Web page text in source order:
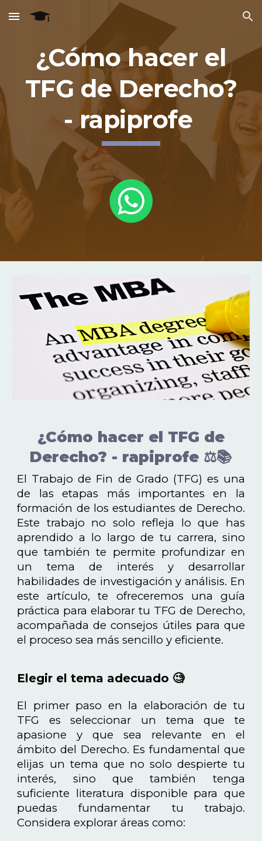
Skip to main content Skip to navigation
¿Cómo hacer el
TFG de Derecho?
- rapiprofe
¿Cómo hacer el TFG de
Derecho? - rapiprofe ⚖️📚
El Trabajo de Fin de Grado (TFG) es una
de las etapas más importantes en la
formación de los estudiantes de Derecho.
Este trabajo no solo refleja lo que has
aprendido a lo largo de tu carrera, sino
que también te permite profundizar en
un tema de interés y desarrollar
habilidades de investigación y análisis. En
este artículo, te ofreceremos una guía
práctica para elaborar tu TFG de Derecho,
acompañada de consejos útiles para que
el proceso sea más sencillo y eficiente.
Elegir el tema adecuado 🧐
El primer paso en la elaboración de tu
TFG es seleccionar un tema que te
apasione y que sea relevante en el
ámbito del Derecho. Es fundamental que
elijas un tema que no solo despierte tu
interés, sino que también tenga
suficiente literatura disponible para que
puedas fundamentar tu trabajo.
Considera explorar áreas como: